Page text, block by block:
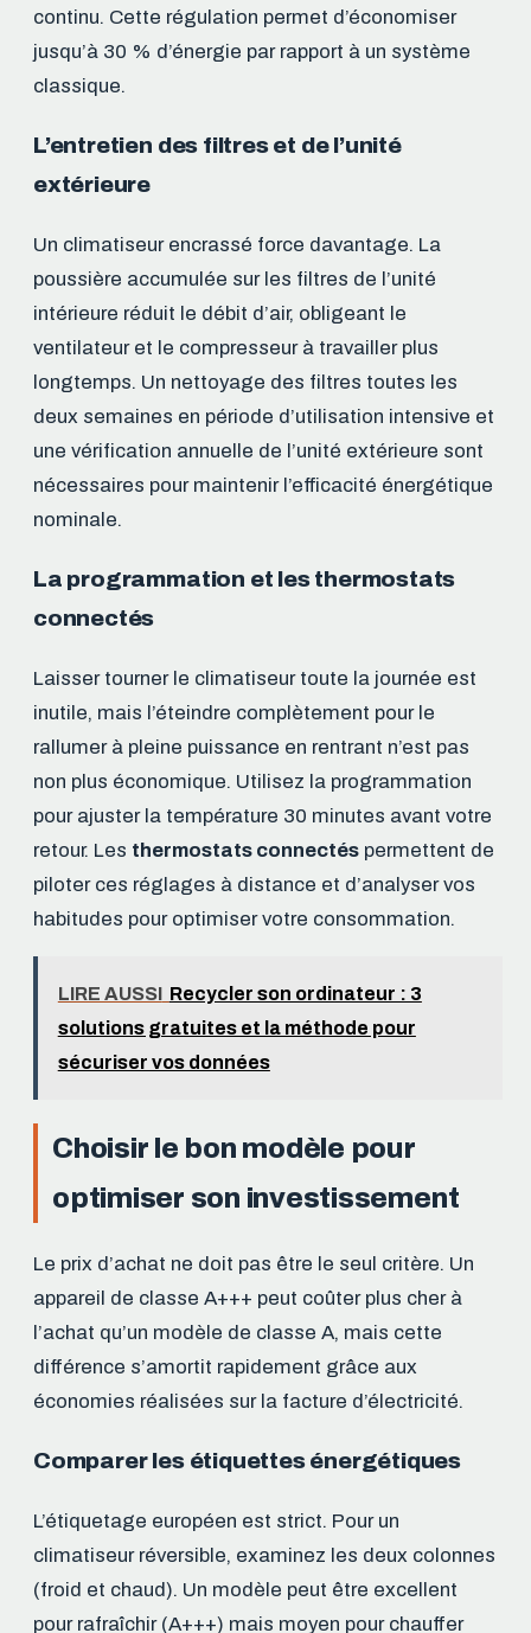
continu. Cette régulation permet d’économiser
jusqu’à 30 % d’énergie par rapport à un système
classique.
L’entretien des filtres et de l’unité
extérieure
Un climatiseur encrassé force davantage. La
poussière accumulée sur les filtres de l’unité
intérieure réduit le débit d’air, obligeant le
ventilateur et le compresseur à travailler plus
longtemps. Un nettoyage des filtres toutes les
deux semaines en période d’utilisation intensive et
une vérification annuelle de l’unité extérieure sont
nécessaires pour maintenir l’efficacité énergétique
nominale.
La programmation et les thermostats
connectés
Laisser tourner le climatiseur toute la journée est
inutile, mais l’éteindre complètement pour le
rallumer à pleine puissance en rentrant n’est pas
non plus économique. Utilisez la programmation
pour ajuster la température 30 minutes avant votre
retour. Les thermostats connectés permettent de
piloter ces réglages à distance et d’analyser vos
habitudes pour optimiser votre consommation.
LIRE AUSSI Recycler son ordinateur : 3
solutions gratuites et la méthode pour
sécuriser vos données
Choisir le bon modèle pour
optimiser son investissement
Le prix d’achat ne doit pas être le seul critère. Un
appareil de classe A+++ peut coûter plus cher à
l’achat qu’un modèle de classe A, mais cette
différence s’amortit rapidement grâce aux
économies réalisées sur la facture d’électricité.
Comparer les étiquettes énergétiques
L’étiquetage européen est strict. Pour un
climatiseur réversible, examinez les deux colonnes
(froid et chaud). Un modèle peut être excellent
pour rafraîchir (A+++) mais moyen pour chauffer